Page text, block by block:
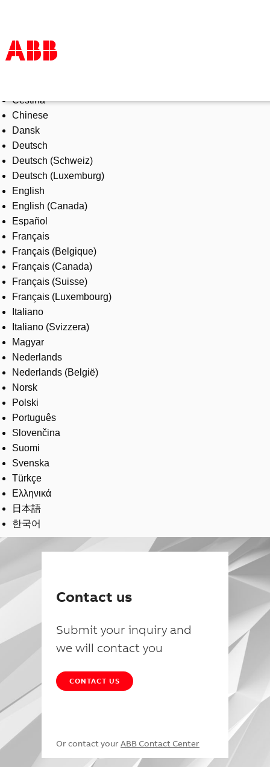
Products & Solutions
Industries
Services
About us
Where to buy
Contact us
Careers
Čeština
Chinese
Dansk
Deutsch
Deutsch (Schweiz)
Deutsch (Luxemburg)
English
English (Canada)
Español
Français
Français (Belgique)
Français (Canada)
Français (Suisse)
Français (Luxembourg)
Italiano
Italiano (Svizzera)
Magyar
Nederlands
Nederlands (België)
Norsk
Polski
Português
Slovenčina
Suomi
Svenska
Türkçe
Ελληνικά
日本語
한국어
Contact us
Submit your inquiry and
we will contact you
CONTACT US
Or contact your ABB Contact Center